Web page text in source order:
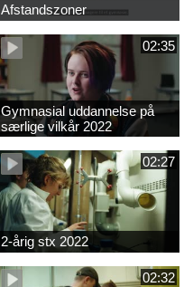
Afstandszoner
02:35
Gymnasial uddannelse på
særlige vilkår 2022
02:27
2-årig stx 2022
02:32